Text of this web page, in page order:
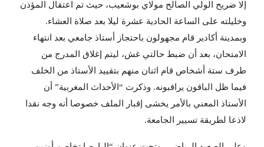
إلا ضريح الولي الصالح مولاي بوشعيب، حيث تم اعتقال المؤذن
وخليلته على الساعة الحادية عشرة ليلا بعد صلاة العشاء.
وبمدينة أكادير قام مجهولون باحتجاز أستاذ جامعي بعد انتهاء
الامتحان، بعد أن ضبط حالتي غش، ليتم إغلاق المدرج من
طرف ستة أشخاص قام اثنان منهم بتقييد الأستاذ من الخلف
فيما ظل الباقون يراقبونه. وذكرت “الأحداث المغربية” أن
الأستاذ المعني بالأمر يخشى إقبار الملف خصوصا أنه وجه نقدا
لاذعا لطريقة تسيير الجامعة.